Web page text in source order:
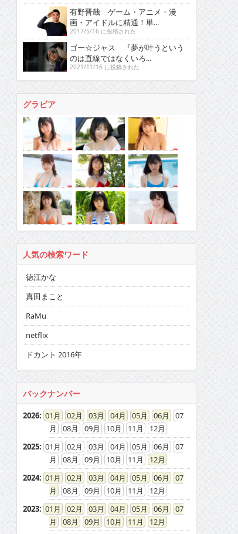
有野晋哉 ゲーム・アニメ・漫
画・アイドルに精通！単...
2017/5/16 に投稿された
ゴー☆ジャス 『夢が叶うという
のは直線ではなくいろ...
2021/11/16 に投稿された
グラビア
人気の検索ワード
徳江かな
真田まこと
RaMu
netflix
ドカント 2016年
バックナンバー
2026: 01 02 03 04 05 06
07
08
09 10 11
12
2025: 01 02 03 04 05 06
07
08
09 10 11
12
2024: 01 02 03 04 05 06
07
08
09 10 11
12
2023: 01 02 03 04 05 06
07
08
09 10 11
12